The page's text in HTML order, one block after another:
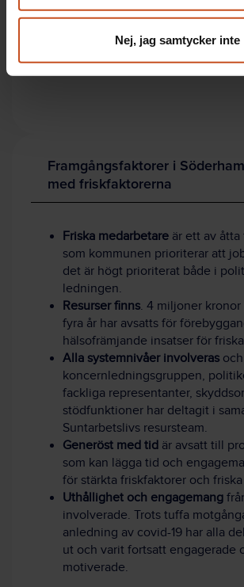
Nej, jag samtycker inte
Här hittar du alla programmen i
Framgångsfaktorer i
med friskfaktorerna
Friska medarbetare är ett av
som kommunen prioriterar att
det är högt prioriterat både i
ledningen.
Resurser finns. 4 miljoner
fyra år har avsatts för
hälsofrämjande insatser för
Alla systemnivåer involveras
koncernledningsgruppen,
fackliga representanter,
stödfunktioner har deltagit i
Suntarbetslivs resursteam.
Generöst med tid är avsatt till
som kan lägga tid och
för stärkta friskfaktorer och
Uthållighet och engagemang
involverade. Trots tuffa
anledning av covid-19 har alla
ut och varit fortsatt engagerade
motiverade.